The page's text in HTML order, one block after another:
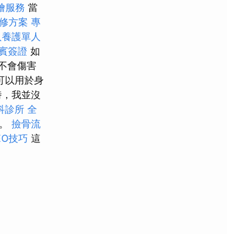
服務 當
方案 專
護單人
簽證 如
會傷害
以用於身
我並沒
診所 全
撿骨流
技巧 這